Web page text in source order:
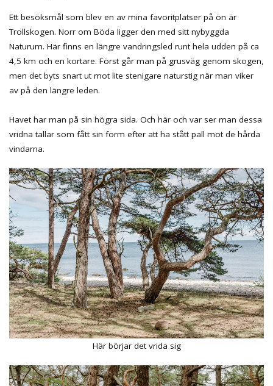
Ett besöksmål som blev en av mina favoritplatser på ön är
Trollskogen. Norr om Böda ligger den med sitt nybyggda
Naturum. Här finns en längre vandringsled runt hela udden på ca
4,5 km och en kortare. Först går man på grusväg genom skogen,
men det byts snart ut mot lite stenigare naturstig när man viker
av på den längre leden.
Havet har man på sin högra sida. Och här och var ser man dessa
vridna tallar som fått sin form efter att ha stått pall mot de hårda
vindarna.
Här börjar det vrida sig